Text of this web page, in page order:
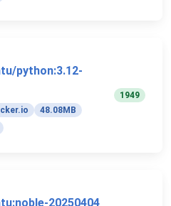
python:3.12-
48.08MB
1949
20250404